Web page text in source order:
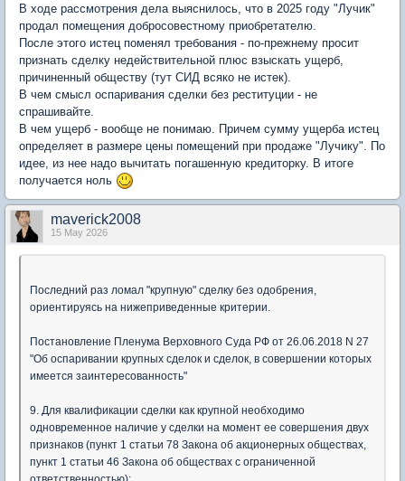
В ходе рассмотрения дела выяснилось, что в 2025 году "Лучик"
продал помещения добросовестному приобретателю.
После этого истец поменял требования - по-прежнему просит
признать сделку недействительной плюс взыскать ущерб,
причиненный обществу (тут СИД всяко не истек).
В чем смысл оспаривания сделки без реституции - не
спрашивайте.
В чем ущерб - вообще не понимаю. Причем сумму ущерба истец
определяет в размере цены помещений при продаже "Лучику". По
идее, из нее надо вычитать погашенную кредиторку. В итоге
получается ноль
maverick2008
15 May 2026
Последний раз ломал "крупную" сделку без одобрения,
ориентируясь на нижеприведенные критерии.
Постановление Пленума Верховного Суда РФ от 26.06.2018 N 27
"Об оспаривании крупных сделок и сделок, в совершении которых
имеется заинтересованность"
9. Для квалификации сделки как крупной необходимо
одновременное наличие у сделки на момент ее совершения двух
признаков (пункт 1 статьи 78 Закона об акционерных обществах,
пункт 1 статьи 46 Закона об обществах с ограниченной